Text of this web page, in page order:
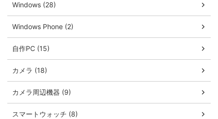
Windows (28)
Windows Phone (2)
自作PC (15)
カメラ (18)
カメラ周辺機器 (9)
スマートウォッチ (8)